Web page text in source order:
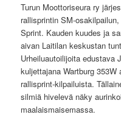
Turun Moottoriseura ry
rallisprintin SM-
Sprint. Kauden kuudes ja
aivan Laitilan keskustan
Urheiluautoilijoita edustava
kuljettajana Wartburg
rallisprint-kilpailuista.
silmiä hivelevä näky
maalaismaisemassa.